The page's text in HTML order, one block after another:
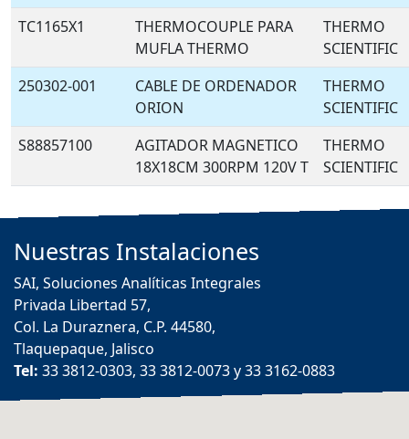
TC1165X1
THERMOCOUPLE PARA
MUFLA THERMO
THERMO
SCIENTIFIC
250302-001
CABLE DE ORDENADOR
ORION
THERMO
SCIENTIFIC
S88857100
AGITADOR MAGNETICO
18X18CM 300RPM 120V T
THERMO
SCIENTIFIC
Nuestras Instalaciones
SAI, Soluciones Analíticas Integrales
Privada Libertad 57,
Col. La Duraznera, C.P. 44580,
Tlaquepaque, Jalisco
Tel: 33 3812-0303, 33 3812-0073 y 33 3162-0883